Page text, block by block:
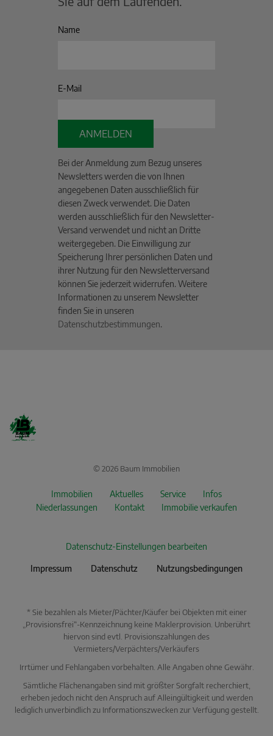
Name
E-Mail
ANMELDEN
Bei der Anmeldung zum Bezug unseres
Newsletters werden die von Ihnen
angegebenen Daten ausschließlich für
diesen Zweck verwendet. Die Daten
werden ausschließlich für den Newsletter-
Versand verwendet und nicht an Dritte
weitergegeben. Die Einwilligung zur
Speicherung Ihrer persönlichen Daten und
ihrer Nutzung für den Newsletterversand
können Sie jederzeit widerrufen. Weitere
Informationen zu unserem Newsletter
finden Sie in unseren
Datenschutzbestimmungen.
© 2026 Baum Immobilien
Immobilien Aktuelles Service
Infos
Niederlassungen
Kontakt Immobilie verkaufen
Datenschutz-Einstellungen bearbeiten
Impressum Datenschutz Nutzungsbedingungen
* Sie bezahlen als Mieter/Pächter/Käufer bei Objekten mit einer
„Provisionsfrei“-Kennzeichnung keine Maklerprovision. Unberührt
hiervon sind evtl. Provisionszahlungen des
Vermieters/Verpächters/Verkäufers
Irrtümer und Fehlangaben vorbehalten. Alle Angaben ohne Gewähr.
Sämtliche Flächenangaben sind mit größter Sorgfalt recherchiert,
erheben jedoch nicht den Anspruch auf Alleingültigkeit und werden
lediglich unverbindlich zu Informationszwecken zur Verfügung gestellt.